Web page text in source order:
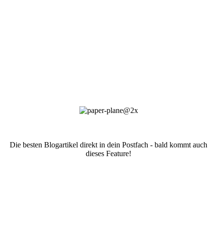
Die besten Blogartikel direkt in dein Postfach - bald kommt auch
dieses Feature!